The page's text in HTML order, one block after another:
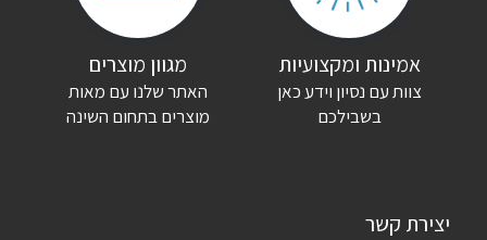
שמור בדפדפן זה את השם, האימייל והאתר שלי לפעם הבאה שאגיב.
אמינות ומקצועיות
צוות עם נסיון וידע כאן
בשבילכם
מגוון מוצרים
האתר שלנו עם מאות
מוצרים בתחום השינה
יצירת קשר